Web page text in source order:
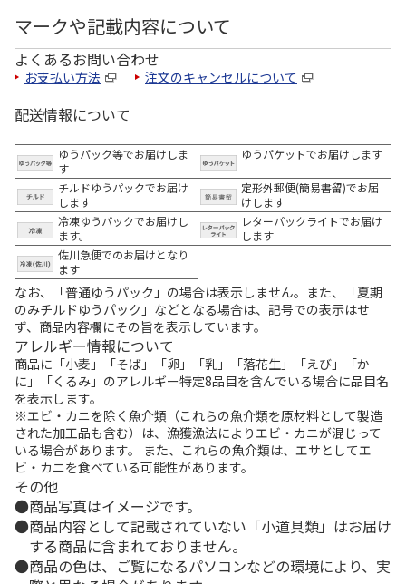
マークや記載内容について
よくあるお問い合わせ
お支払い方法 注文のキャンセルについて
配送情報について
ゆうパック等でお届けしま
す
ゆうパケットでお届けします
チルドゆうパックでお届け
します
定形外郵便(簡易書留)でお届
けします
冷凍ゆうパックでお届けし
ます。
レターパックライトでお届け
します
佐川急便でのお届けとなり
ます
なお、「普通ゆうパック」の場合は表示しません。また、「夏期
のみチルドゆうパック」などとなる場合は、記号での表示はせ
ず、商品内容欄にその旨を表示しています。
アレルギー情報について
商品に「小麦」「そば」「卵」「乳」「落花生」「えび」「か
に」「くるみ」のアレルギー特定8品目を含んでいる場合に品目名
を表示します。
※エビ・カニを除く魚介類（これらの魚介類を原材料として製造
された加工品も含む）は、漁獲漁法によりエビ・カニが混じって
いる場合があります。 また、これらの魚介類は、エサとしてエ
ビ・カニを食べている可能性があります。
その他
商品写真はイメージです。
商品内容として記載されていない「小道具類」はお届け
する商品に含まれておりません。
商品の色は、ご覧になるパソコンなどの環境により、実